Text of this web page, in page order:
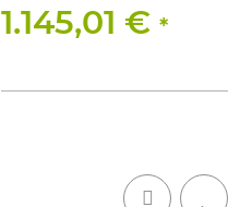
1.145,01 € *